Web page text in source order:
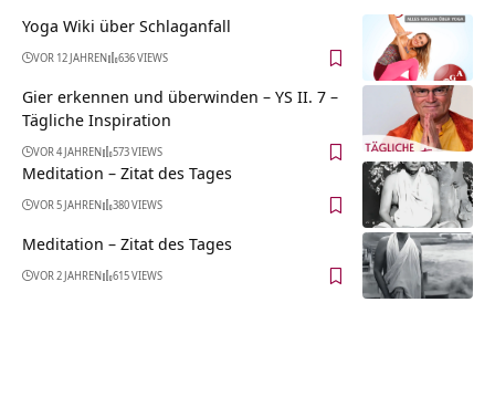
Yoga Wiki über Schlaganfall
VOR 12 JAHREN 636 VIEWS
Gier erkennen und überwinden – YS II. 7 –
Tägliche Inspiration
VOR 4 JAHREN 573 VIEWS
Meditation – Zitat des Tages
VOR 5 JAHREN 380 VIEWS
Meditation – Zitat des Tages
VOR 2 JAHREN 615 VIEWS